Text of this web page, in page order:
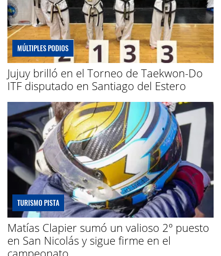
MÚLTIPLES PODIOS
Jujuy brilló en el Torneo de Taekwon-Do
ITF disputado en Santiago del Estero
TURISMO PISTA
Matías Clapier sumó un valioso 2º puesto
en San Nicolás y sigue firme en el